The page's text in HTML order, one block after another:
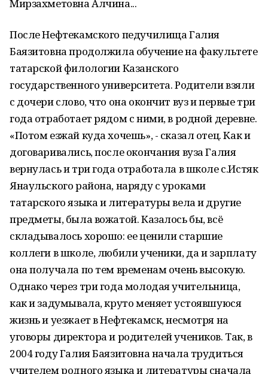
Мирзахметовна Алчина...
После Нефтекамского педучилища Галия
Баязитовна продолжила обучение на факультете
татарской филологии Казанского
государственного университета. Родители взяли
с дочери слово, что она окончит вуз и первые три
года отработает рядом с ними, в родной деревне.
«Потом езжай куда хочешь», - сказал отец. Как и
договаривались, после окончания вуза Галия
вернулась и три года отработала в школе с.Истяк
Янаульского района, наряду с уроками
татарского языка и литературы вела и другие
предметы, была вожатой. Казалось бы, всё
складывалось хорошо: ее ценили старшие
коллеги в школе, любили ученики, да и зарплату
она получала по тем временам очень высокую.
Однако через три года молодая учительница,
как и задумывала, круто меняет устоявшуюся
жизнь и уезжает в Нефтекамск, несмотря на
уговоры директора и родителей учеников. Так, в
2004 году Галия Баязитовна начала трудиться
учителем родного языка и литературы сначала